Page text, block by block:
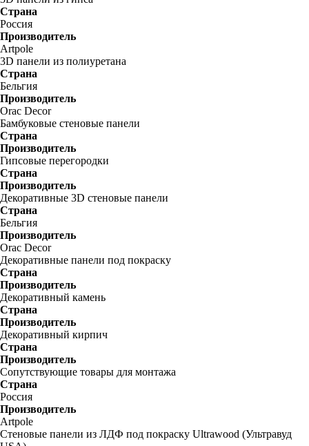
Страна
Россия
Производитель
Artpole
3D панели из полиуретана
Страна
Бельгия
Производитель
Orac Decor
Бамбуковые стеновые панели
Страна
Производитель
Гипсовые перегородки
Страна
Производитель
Декоративные 3D стеновые панели
Страна
Бельгия
Производитель
Orac Decor
Декоративные панели под покраску
Страна
Производитель
Декоративный камень
Страна
Производитель
Декоративный кирпич
Страна
Производитель
Сопутствующие товары для монтажа
Страна
Россия
Производитель
Artpole
Стеновые панели из ЛДФ под покраску Ultrawood (Ультравуд